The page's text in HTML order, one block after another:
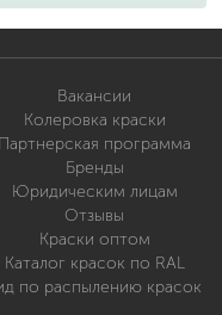
Вакансии
Колеровка краски
Партнерская программа
Бренды
Юридическим лицам
Отзывы
Краски оптом
Каталог красок по RAL
по распылению красок